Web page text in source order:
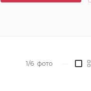
1/6 фото